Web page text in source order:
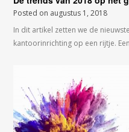
Posted on augustus 1, 2018
In dit artikel zetten we de
kantoorinrichting op een rijtje.